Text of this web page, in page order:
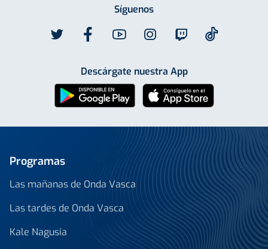
Síguenos
Descárgate nuestra App
Programas
Las mañanas de Onda Vasca
Las tardes de Onda Vasca
Kale Nagusia